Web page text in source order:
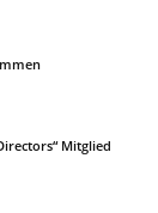
Mitglied